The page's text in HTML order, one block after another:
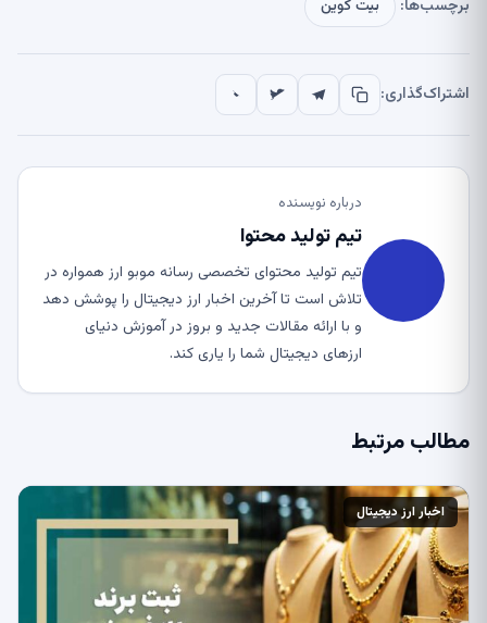
برچسب‌ها: بیت کوین
اشتراک‌گذاری:
درباره نویسنده
تیم تولید محتوا
تیم تولید محتوای تخصصی رسانه موبو ارز همواره در
تلاش است تا آخرین اخبار ارز دیجیتال را پوشش دهد
و با ارائه مقالات جدید و بروز در آموزش دنیای
ارزهای دیجیتال شما را یاری کند.
مطالب مرتبط
اخبار ارز دیجیتال